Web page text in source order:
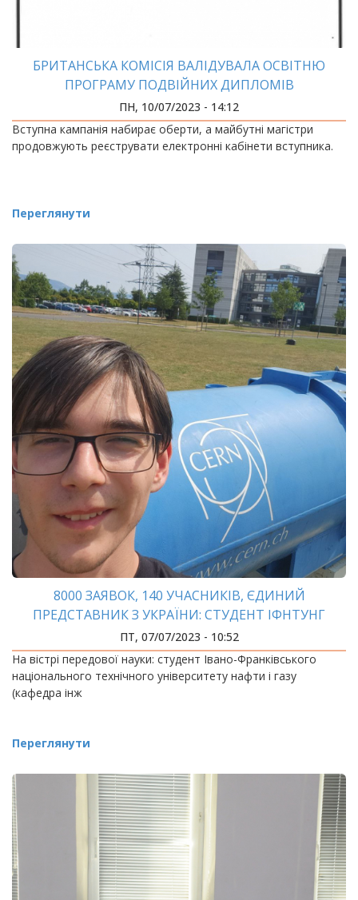
БРИТАНСЬКА КОМІСІЯ ВАЛІДУВАЛА ОСВІТНЮ
ПРОГРАМУ ПОДВІЙНИХ ДИПЛОМІВ
ПН, 10/07/2023 - 14:12
Вступна кампанія набирає оберти, а майбутні магістри
продовжують реєструвати електронні кабінети вступника.
Переглянути
8000 ЗАЯВОК, 140 УЧАСНИКІВ, ЄДИНИЙ
ПРЕДСТАВНИК З УКРАЇНИ: СТУДЕНТ ІФНТУНГ
ВИГРАВ СТАЖУВАННЯ В CERN
ПТ, 07/07/2023 - 10:52
На вістрі передової науки: студент Івано-Франківського
національного технічного університету нафти і газу
(кафедра інж
Переглянути